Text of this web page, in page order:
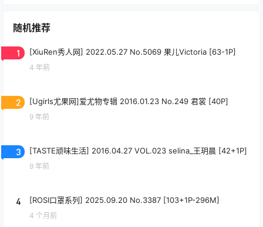
随机推荐
1 [XiuRen秀人网] 2022.05.27 No.5069 果儿Victoria [63-1P]
4 年前
2 [Ugirls尤果网]爱尤物专辑 2016.01.23 No.249 君裳 [40P]
9 年前
3 [TASTE顽味生活] 2016.04.27 VOL.023 selina_王玥晨 [42+1P]
9 年前
4 [ROSI口罩系列] 2025.09.20 No.3387 [103+1P-296M]
4 个月前